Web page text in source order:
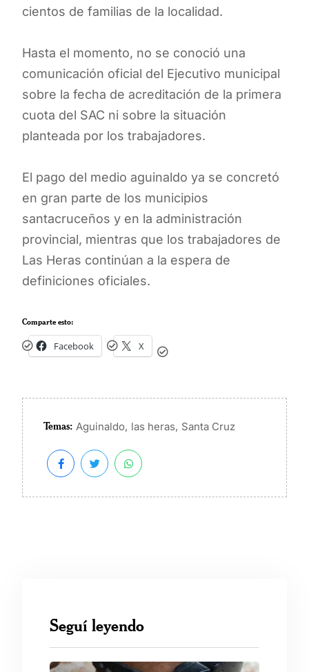
cientos de familias de la localidad.
Hasta el momento, no se conoció una
comunicación oficial del Ejecutivo municipal
sobre la fecha de acreditación de la primera
cuota del SAC ni sobre la situación
planteada por los trabajadores.
El pago del medio aguinaldo ya se concretó
en gran parte de los municipios
santacruceños y en la administración
provincial, mientras que los trabajadores de
Las Heras continúan a la espera de
definiciones oficiales.
Comparte esto:
Facebook X
Temas: Aguinaldo, las heras, Santa Cruz
Seguí leyendo